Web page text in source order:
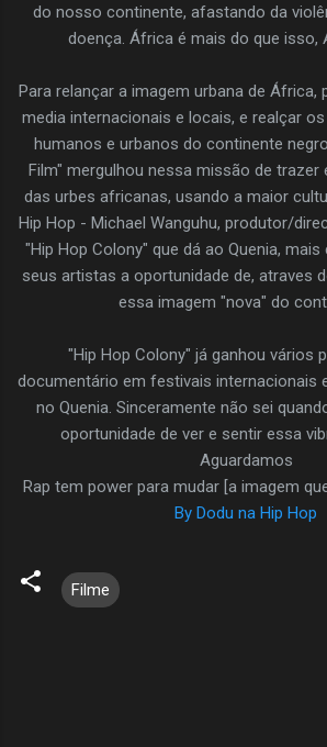
do nosso continente, afastando da
doença. África é mais do que isso,
Para relançar a imagem urbana de África,
media internacionais e locais, e realçar
humanos e urbanos do continente
Film" mergulhou nessa missão de trazer
das urbes africanas, usando a maior
Hip Hop - Michael Wanguhu, produtor/
"Hip Hop Colony" que dá ao Quenia,
seus artistas a oportunidade de, atraves
essa imagem "nova" do
"Hip Hop Colony" já ganhou vários
documentário em festivais internacionais
no Quenia. Sinceramente não sei
oportunidade de ver e sentir essa
Aguardamos
Rap tem power para mudar [a imagem
By Dodu na Hip Hop
Filme